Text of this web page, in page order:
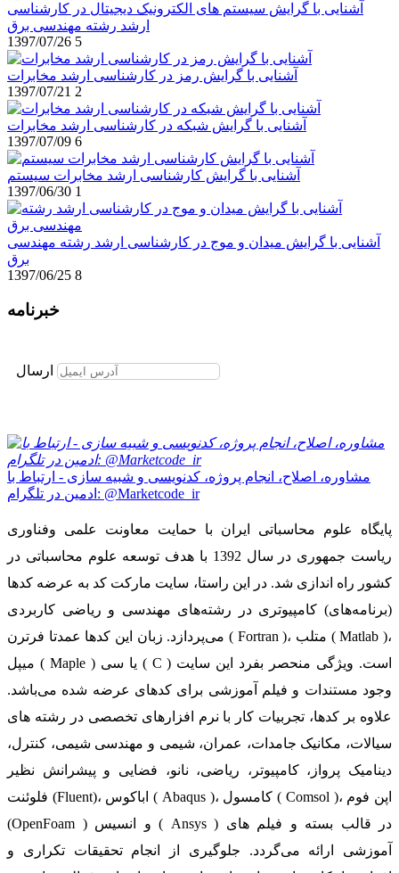
آشنایی با گرایش سیستم های الکترونیک دیجیتال در کارشناسی
ارشد رشته مهندسی برق
1397/07/26 5
آشنایی با گرایش رمز در کارشناسی ارشد مخابرات
1397/07/21 2
آشنایی با گرایش شبکه در کارشناسی ارشد مخابرات
1397/07/09 6
آشنایی با گرایش کارشناسی ارشد مخابرات سیستم
1397/06/30 1
آشنایی با گرایش میدان و موج در کارشناسی ارشد رشته مهندسی
برق
1397/06/25 8
خبرنامه
ارسال
مشاوره، اصلاح، انجام پروژه، کدنویسی و شبیه سازی - ارتباط با
ادمین در تلگرام: @Marketcode_ir
پایگاه علوم محاسباتی ایران با حمایت معاونت علمی وفناوری
ریاست جمهوری در سال 1392 با هدف توسعه علوم محاسباتی در
کشور راه اندازی شد. در این راستا، سایت مارکت کد به عرضه کدها
(برنامه‌های) کامپیوتری در رشته‌های مهندسی و ریاضی کاربردی
می‌پردازد. زبان این کدها عمدتا فرترن ( Fortran )، متلب ( Matlab )،
میپل ( Maple ) یا سی ( C ) است. ویژگی منحصر بفرد این سایت
وجود مستندات و فیلم آموزشی برای کدهای عرضه شده می‌باشد.
علاوه بر کدها، تجربیات کار با نرم افزارهای تخصصی در رشته های
سیالات، مکانیک جامدات، عمران، شیمی و مهندسی شیمی، کنترل،
دینامیک پرواز، کامپیوتر، ریاضی، نانو، فضایی و پیشرانش نظیر
فلوئنت (Fluent)، اباکوس ( Abaqus )، کامسول ( Comsol )، اپن فوم
(OpenFoam ) و انسیس ( Ansys ) در قالب بسته‌ و فیلم های
آموزشی ارائه می‌گردد. جلوگیری از انجام تحقیقات تکراری و